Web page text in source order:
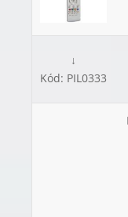
↓
Kód: PIL0333